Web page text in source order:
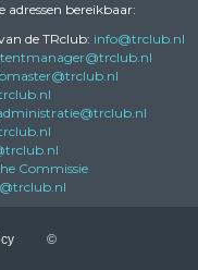
adressen bereikbaar:
de TRclub: ofni@trclub.nl
@trclub.nl
@trclub.nl
@trclub.nl
Commissie
@trclub.nl
©